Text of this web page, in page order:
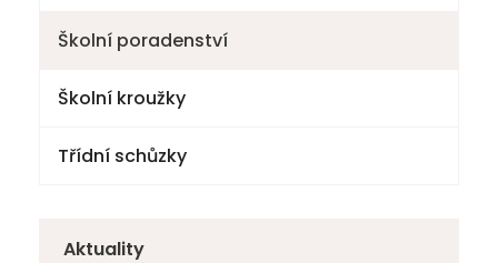
Školní poradenství
Školní kroužky
Třídní schůzky
Aktuality